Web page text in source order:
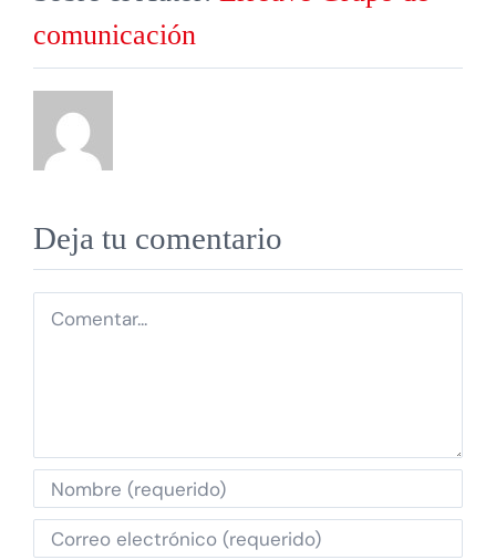
comunicación
Deja tu comentario
Comentar